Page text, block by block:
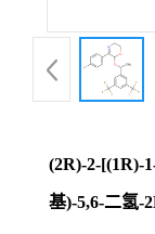
(2R)-2-[(1R)-
基)-5,6-二氢-